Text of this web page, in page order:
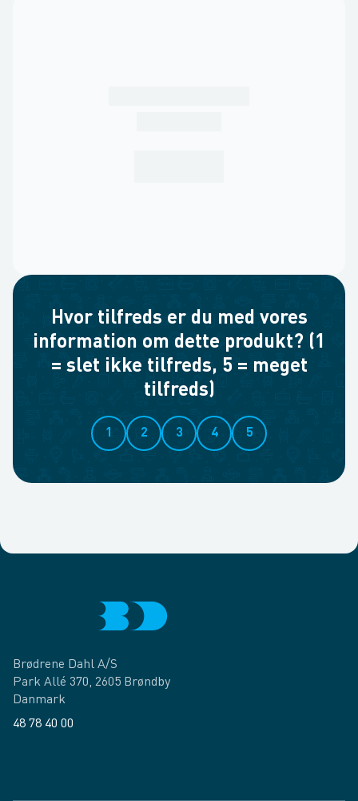
Hvor tilfreds er du med vores
information om dette produkt? (1
= slet ikke tilfreds, 5 = meget
tilfreds)
1 2 3 4 5
Brødrene Dahl A/S
Park Allé 370, 2605 Brøndby
Danmark
48 78 40 00